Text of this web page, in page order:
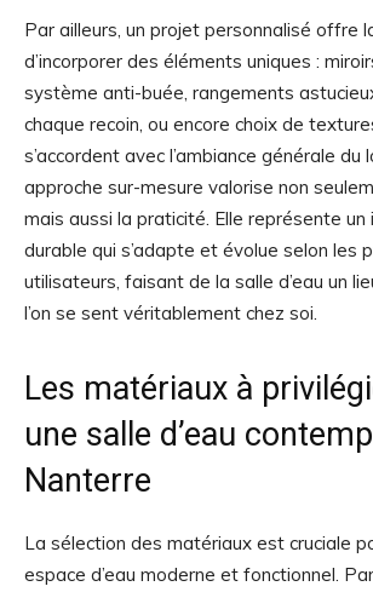
Par ailleurs, un projet personnalisé offre
d’incorporer des éléments uniques :
système anti-buée, rangements
chaque recoin, ou encore choix de
s’accordent avec l’ambiance générale
approche sur-mesure valorise non
mais aussi la praticité. Elle représente
durable qui s’adapte et évolue selon les
utilisateurs, faisant de la salle d’eau un
l’on se sent véritablement chez soi.
Les matériaux à
une salle d’eau
Nanterre
La sélection des matériaux est cruciale
espace d’eau moderne et fonctionnel.